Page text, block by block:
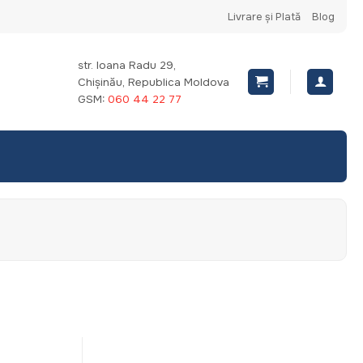
Livrare și Plată Blog
str. Ioana Radu 29,
Chișinău, Republica Moldova
GSM: 060 44 22 77